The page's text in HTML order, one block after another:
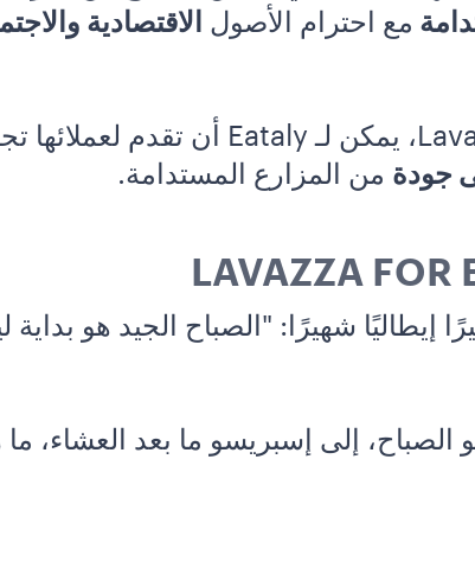
مع احترام الأصول الاقتصادية
جودة من المزارع المستدامة.
LAVAZZA FOR
إيطاليًا شهيرًا: "الصباح الجيد هو بداية
الصباح، إلى إسبريسو ما بعد العشاء،